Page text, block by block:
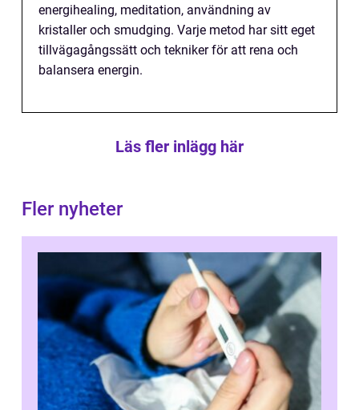
energihealing, meditation, användning av
kristaller och smudging. Varje metod har sitt eget
tillvägagångssätt och tekniker för att rena och
balansera energin.
Läs fler inlägg här
Fler nyheter